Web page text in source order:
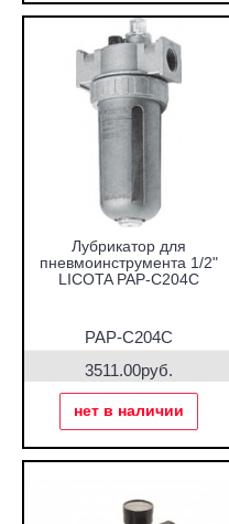
Лубрикатор для
пневмоинструмента 1/2"
LICOTA PAP-C204C
PAP-C204C
3511.00руб.
нет в наличии